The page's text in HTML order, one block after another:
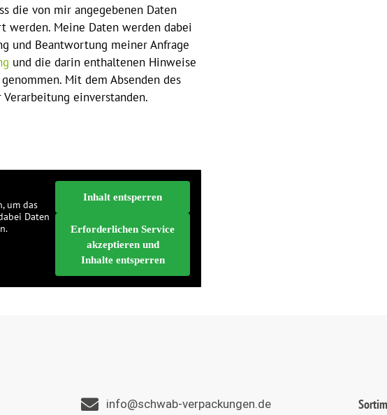
die von mir angegebenen Daten
werden. Meine Daten werden dabei
und Beantwortung meiner Anfrage
und die darin enthaltenen Hinweise
Mit dem Absenden des
einverstanden.
um das
Daten
Inhalt entsperren
Erforderlichen Service
akzeptieren und
Inhalte entsperren
info@schwab-verpackungen.de